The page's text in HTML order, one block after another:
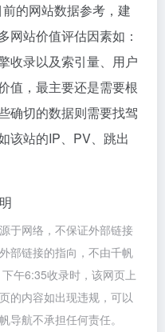
的网站数据参考，建
网站价值评估因素如：
收录以及索引量、用户
值，最主要还是需要根
确切的数据则需要找驾
该站的IP、PV、跳出
于网络，不保证外部链接
部链接的指向，不由千帆
午6:35收录时，该网页上
的内容如出现违规，可以
导航不承担任何责任。